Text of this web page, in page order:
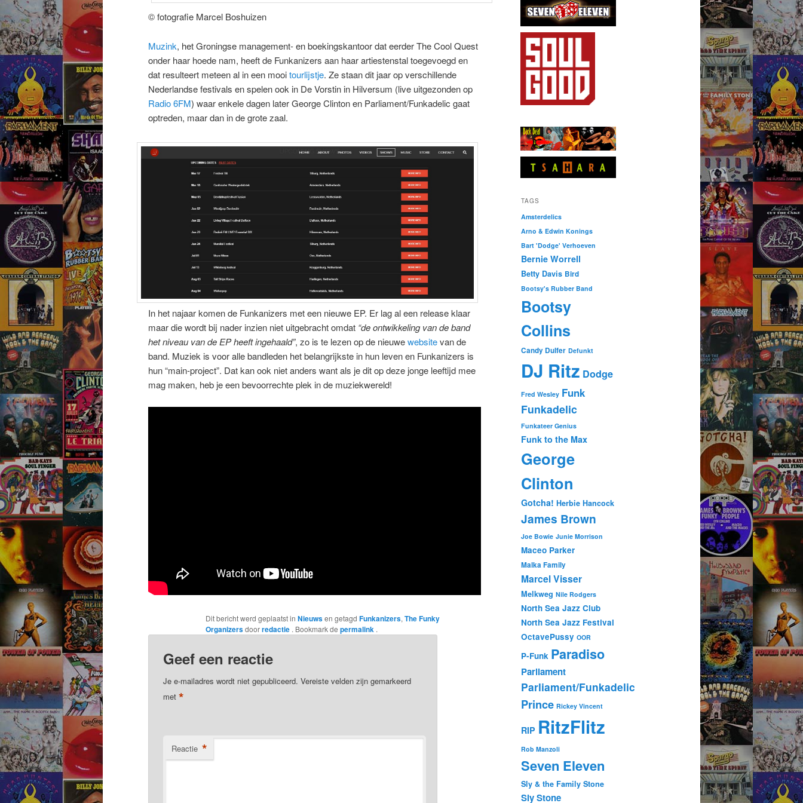
© fotografie Marcel Boshuizen
Muzink, het Groningse management- en boekingskantoor dat eerder The Cool Quest
onder haar hoede nam, heeft de Funkanizers aan haar artiestenstal toegevoegd en
dat resulteert meteen al in een mooitourlijstje. Ze staan dit jaar op verschillende
Nederlandse festivals en spelen ook in De Vorstin in Hilversum (live uitgezonden op
Radio 6FM) waar enkele dagen later George Clinton en Parliament/Funkadelic gaat
optreden, maar dan in de grote zaal.
In het najaar komen de Funkanizers met een nieuwe EP. Er lag al een release klaar
maar die wordt bij nader inzien niet uitgebracht omdat “de ontwikkeling van de band
het niveau van de EP heeft ingehaald”, zo is te lezen op de nieuwewebsitevan de
band. Muziek is voor alle bandleden het belangrijkste in hun leven en Funkanizers is
hun “main-project”. Dat kan ook niet anders want als je dit op deze jonge leeftijd mee
mag maken, heb je een bevoorrechte plek in de muziekwereld!
Dit bericht werd geplaatst inNieuwsen getagdFunkanizers,The Funky
Organizersdoorredactie . Bookmark depermalink .
Geef een reactie
Je e-mailadres wordt niet gepubliceerd. Vereiste velden zijn gemarkeerd
met*
Reactie *
TAGS
Amsterdelics
Arno & Edwin Konings
Bart 'Dodge' Verhoeven
Bernie Worrell
Betty Davis Bird
Bootsy's Rubber Band
Bootsy
Collins
Candy Dulfer Defunkt
DJ Ritz Dodge
Fred Wesley Funk
Funkadelic
Funkateer Genius
Funk to the Max
George
Clinton
Gotcha! Herbie Hancock
James Brown
Joe Bowie Junie Morrison
Maceo Parker
Malka Family
Marcel Visser
Melkweg Nile Rodgers
North Sea Jazz Club
North Sea Jazz Festival
OctavePussy OOR
P-Funk Paradiso
Parliament
Parliament/Funkadelic
Prince Rickey Vincent
RIP RitzFlitz
Rob Manzoli
Seven Eleven
Sly & the Family Stone
Sly Stone